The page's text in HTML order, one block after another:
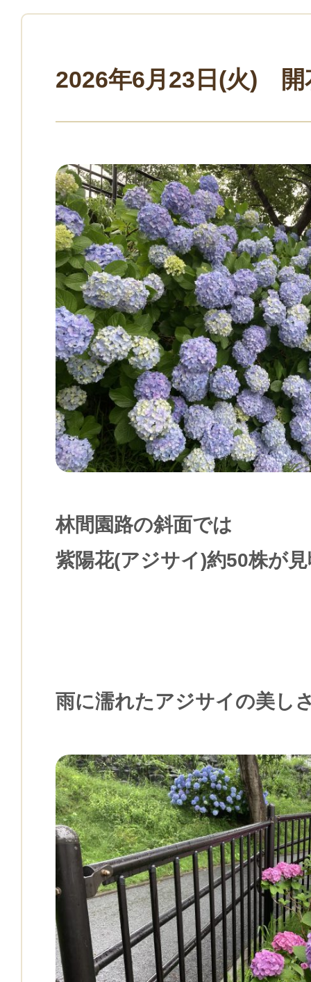
2026年6月23日(火) 開
林間園路の斜面では
紫陽花(アジサイ)約50株が
雨に濡れたアジサイの美し